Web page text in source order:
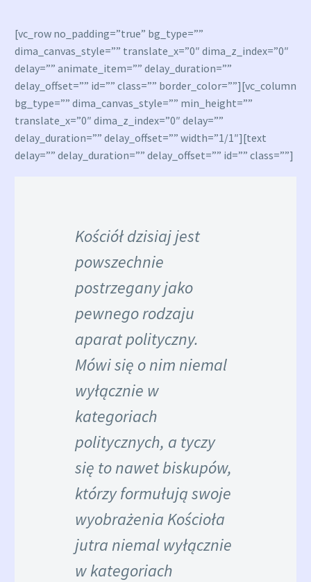
[vc_row no_padding=”true” bg_type=””
dima_canvas_style=”” translate_x=”0″ dima_z_index=”0″
delay=”” animate_item=”” delay_duration=””
delay_offset=”” id=”” class=”” border_color=””][vc_column
bg_type=”” dima_canvas_style=”” min_height=””
translate_x=”0″ dima_z_index=”0″ delay=””
delay_duration=”” delay_offset=”” width=”1/1″][text
delay=”” delay_duration=”” delay_offset=”” id=”” class=””]
Kościół dzisiaj jest
powszechnie
postrzegany jako
pewnego rodzaju
aparat polityczny.
Mówi się o nim niemal
wyłącznie w
kategoriach
politycznych, a tyczy
się to nawet biskupów,
którzy formułują swoje
wyobrażenia Kościoła
jutra niemal wyłącznie
w kategoriach